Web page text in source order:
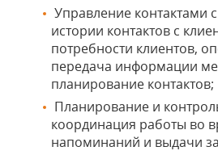
Управление контактами
истории контактов с
потребности клиентов,
передача информации
планирование контактов;
Планирование и
координация работы во
напоминаний и выдачи